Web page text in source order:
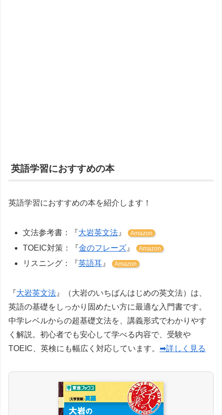
英語学習におすすめの本
英語学習におすすめの本を紹介します！
文法参考書：『大岩英文法 』 Amazon
TOEIC対策：『金のフレーズ 』 Amazon
リスニング：『英語耳 』 Amazon
『大岩英文法 』（大岩のいちばんはじめの英文法）は、
英語の基礎をしっかり固めたい方に最適な入門書です。
中学レベルからの超基礎文法を、講義形式でわかりやす
く解説。初心者でも安心して学べる内容で、受験や
TOEIC、英検にも幅広く対応しています。 ➡詳しく見る